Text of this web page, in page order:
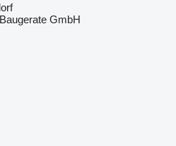
GmbH